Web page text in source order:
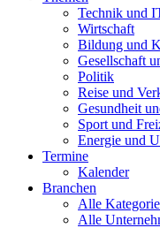
Technik und
Wirtschaft
Bildung und
Gesellschaft
Politik
Reise und
Gesundheit
Sport und
Energie und
Termine
Kalender
Branchen
Alle
Alle